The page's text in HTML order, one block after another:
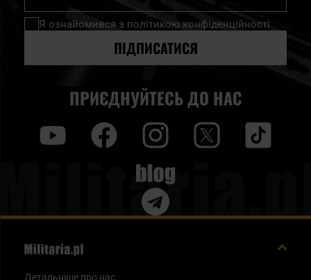
нашу
розсилку
Я ознайомився з політикою конфіденційності
ПІДПИСАТИСЯ
ПРИЄДНУЙТЕСЬ ДО НАС
Blog
Детальніше про нас